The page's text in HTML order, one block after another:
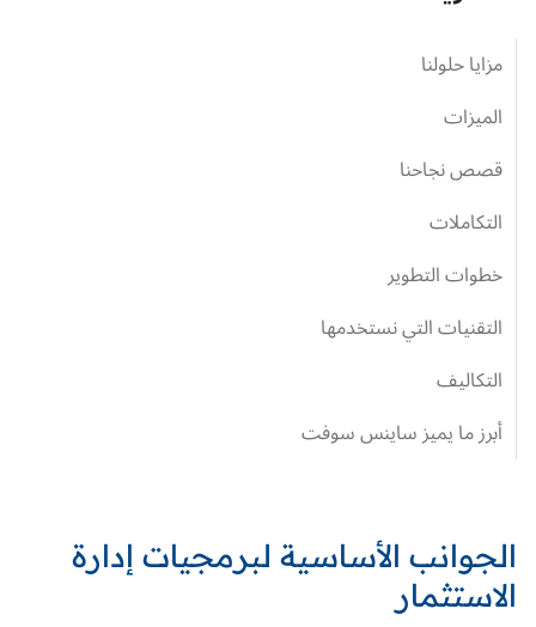
مزايا حلولنا
الميزات
قصص نجاحنا
التكاملات
خطوات التطوير
التقنيات التي نستخدمها
التكاليف
أبرز ما يميز ساينس سوفت
الجوانب الأساسية لبرمجيات إدارة
الاستثمار